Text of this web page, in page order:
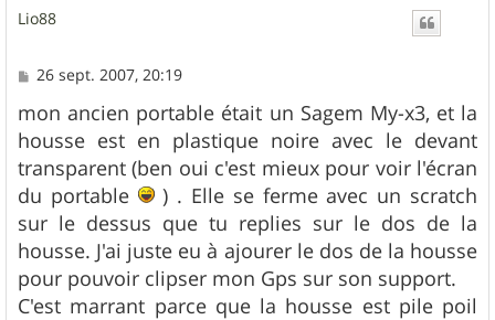
Lio88
M
s
s
a
g
e
26 sept. 2007, 20:19
mon ancien portable était un Sagem My-x3, et la
housse est en plastique noire avec le devant
transparent (ben oui c'est mieux pour voir l'écran
du portable
) . Elle se ferme avec un scratch
sur le dessus que tu replies sur le dos de la
housse. J'ai juste eu à ajourer le dos de la housse
pour pouvoir clipser mon Gps sur son support.
C'est marrant parce que la housse est pile poil